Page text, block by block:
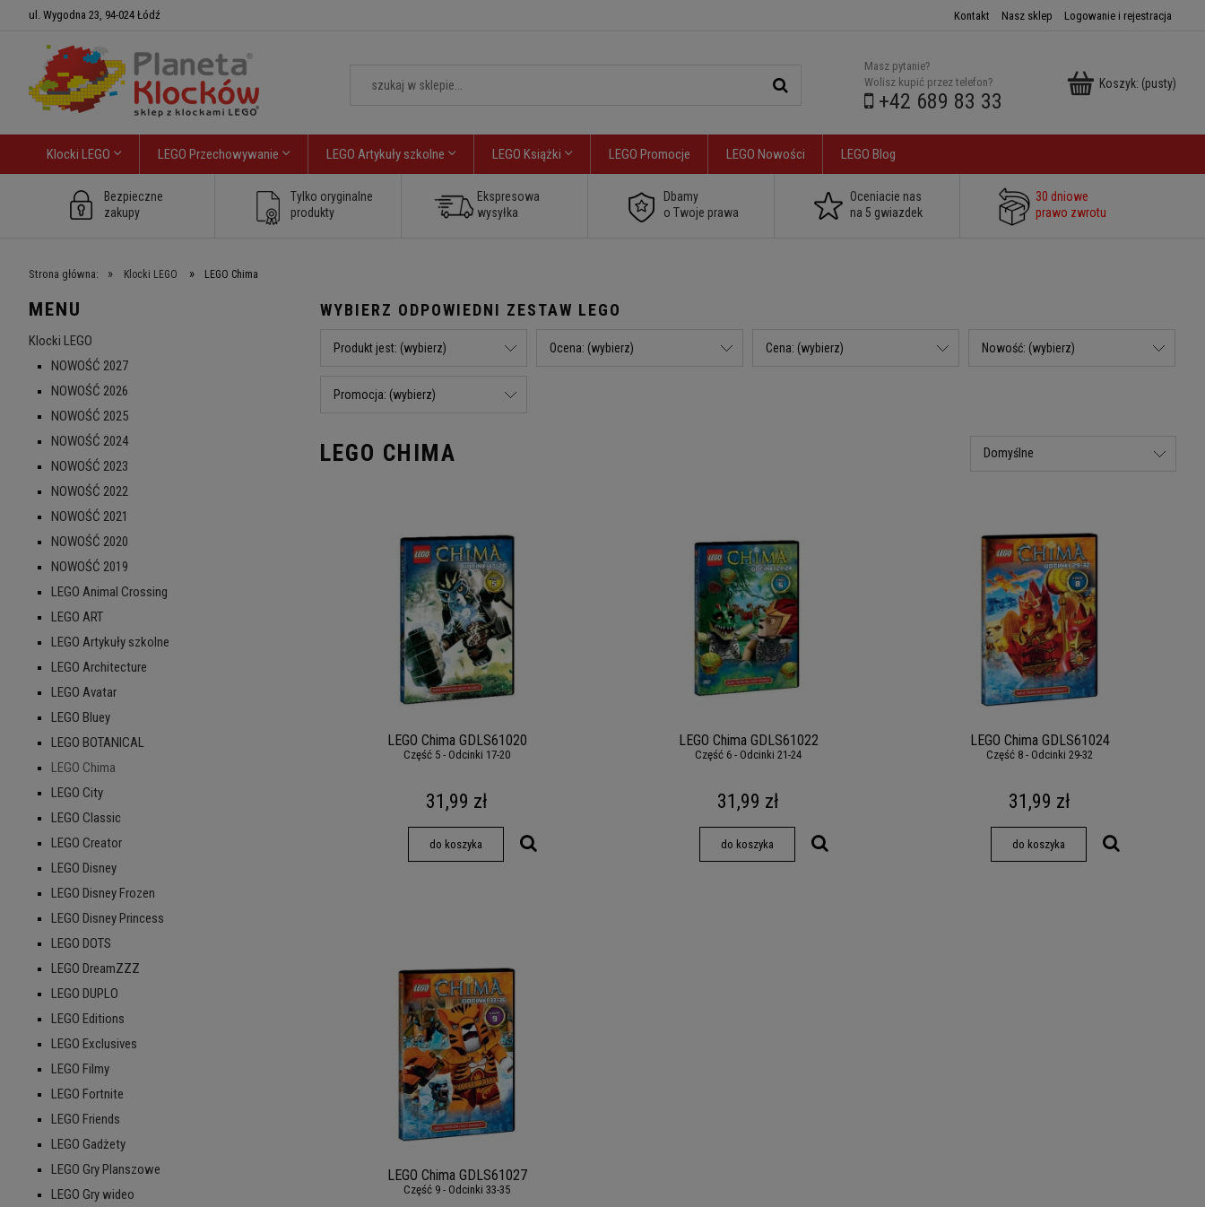
ul. Wygodna 23, 94-024 Łódź Kontakt Nasz sklep Logowanie i rejestracja
Koszyk: (pusty)
Masz pytanie?
Wolisz kupić przez telefon?
+42 689 83 33
Klocki LEGO LEGO Przechowywanie LEGO Artykuły szkolne LEGO Książki LEGO Promocje LEGO Nowości LEGO Blog
Bezpieczne
zakupy
Tylko oryginalne
produkty
Ekspresowa
wysyłka
Dbamy
o Twoje prawa
Oceniacie nas
na 5 gwiazdek
30 dniowe
prawo zwrotu
Strona główna: » Klocki LEGO » LEGO Chima
MENU
Klocki LEGO
NOWOŚĆ 2027
NOWOŚĆ 2026
NOWOŚĆ 2025
NOWOŚĆ 2024
NOWOŚĆ 2023
NOWOŚĆ 2022
NOWOŚĆ 2021
NOWOŚĆ 2020
NOWOŚĆ 2019
LEGO Animal Crossing
LEGO ART
LEGO Artykuły szkolne
LEGO Architecture
LEGO Avatar
LEGO Bluey
LEGO BOTANICAL
LEGO Chima
LEGO City
LEGO Classic
LEGO Creator
LEGO Disney
LEGO Disney Frozen
LEGO Disney Princess
LEGO DOTS
LEGO DreamZZZ
LEGO DUPLO
LEGO Editions
LEGO Exclusives
LEGO Filmy
LEGO Fortnite
LEGO Friends
LEGO Gadżety
LEGO Gry Planszowe
LEGO Gry wideo
WYBIERZ ODPOWIEDNI ZESTAW LEGO
Produkt jest: (wybierz) Ocena: (wybierz) Cena: (wybierz) Nowość: (wybierz)
Promocja: (wybierz)
LEGO CHIMA
LEGO Chima GDLS61020
Część 5 - Odcinki 17-20
31,99 zł
do koszyka
LEGO Chima GDLS61022
Część 6 - Odcinki 21-24
31,99 zł
do koszyka
LEGO Chima GDLS61024
Część 8 - Odcinki 29-32
31,99 zł
do koszyka
LEGO Chima GDLS61027
Część 9 - Odcinki 33-35